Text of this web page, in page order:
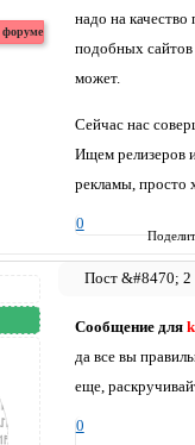
надо на качество
подобных сайтов
может.
Сейчас нас
Ищем релизеров
рекламы, просто
0
2
Сообщение для
да все вы
еще,
0